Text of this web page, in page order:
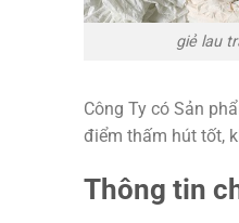
giẻ lau
Công Ty có Sản
điểm thấm hút tốt,
Thông tin